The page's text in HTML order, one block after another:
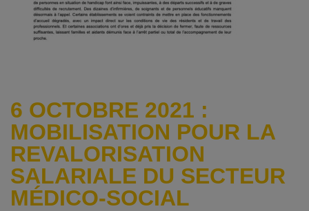
6 OCTOBRE 2021 :
MOBILISATION POUR LA
REVALORISATION
SALARIALE DU SECTEUR
MÉDICO-SOCIAL